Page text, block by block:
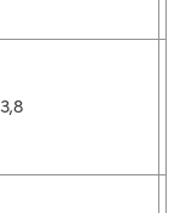
3,8